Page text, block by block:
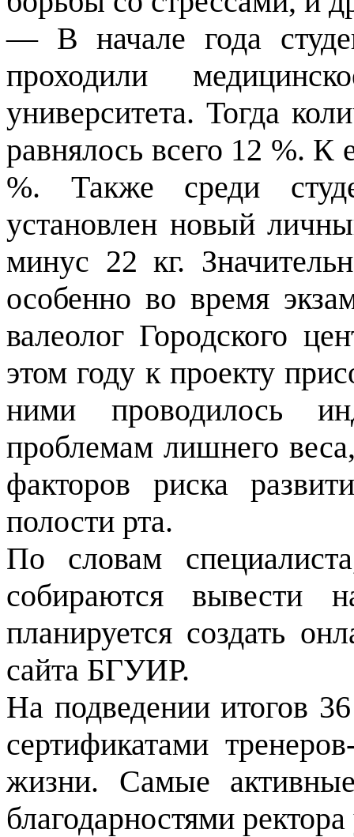
— В начале года
проходили
университета. Тогда
равнялось всего 12 %. К
%. Также среди
установлен новый
минус 22 кг.
особенно во время
валеолог Городского
этом году к проекту
ними проводилось
проблемам лишнего
факторов риска
полости рта.
По словам
собираются вывести
планируется создать
сайта БГУИР.
На подведении итогов
сертификатами
жизни. Самые
благодарностями